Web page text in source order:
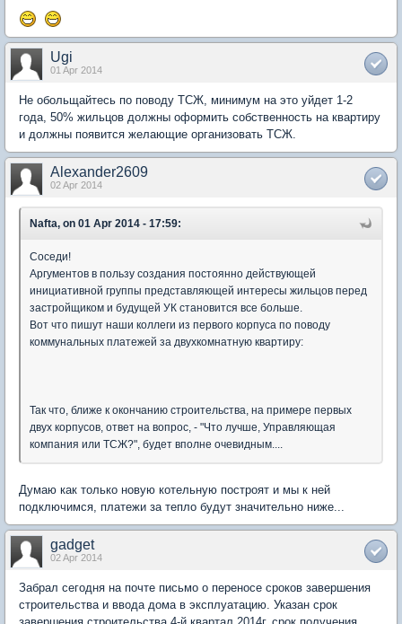
Ugi
01 Apr 2014
Не обольщайтесь по поводу ТСЖ, минимум на это уйдет 1-2
года, 50% жильцов должны оформить собственность на квартиру
и должны появится желающие организовать ТСЖ.
Alexander2609
02 Apr 2014
Nafta, on 01 Apr 2014 - 17:59:
Соседи!
Аргументов в пользу создания постоянно действующей
инициативной группы представляющей интересы жильцов перед
застройщиком и будущей УК становится все больше.
Вот что пишут наши коллеги из первого корпуса по поводу
коммунальных платежей за двухкомнатную квартиру:
Так что, ближе к окончанию строительства, на примере первых
двух корпусов, ответ на вопрос, - "Что лучше, Управляющая
компания или ТСЖ?", будет вполне очевидным....
Думаю как только новую котельную построят и мы к ней
подключимся, платежи за тепло будут значительно ниже...
gadget
02 Apr 2014
Забрал сегодня на почте письмо о переносе сроков завершения
строительства и ввода дома в эксплуатацию. Указан срок